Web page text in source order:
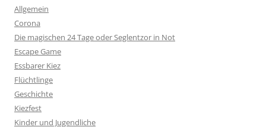
Allgemein
Corona
Die magischen 24 Tage oder Seglentzor in Not
Escape Game
Essbarer Kiez
Flüchtlinge
Geschichte
Kiezfest
Kinder und Jugendliche